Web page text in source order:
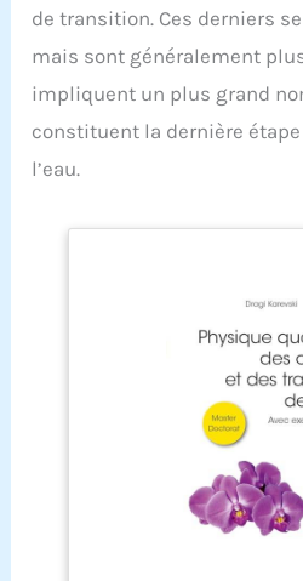
de transition. Ces derniers
mais sont généralement
impliquent un plus grand
constituent la dernière étape
l’eau.